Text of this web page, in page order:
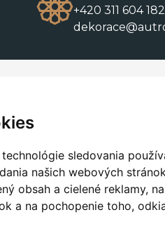
sledovania
našich webových
obsah a cielené reklamy,
a na pochopenie toho,
+420 311 604 182
Kontakty